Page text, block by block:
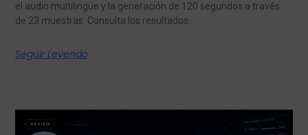
el audio multilingüe y la generación de 120 segundos a través
de 23 muestras. Consulta los resultados.
Seguir Leyendo